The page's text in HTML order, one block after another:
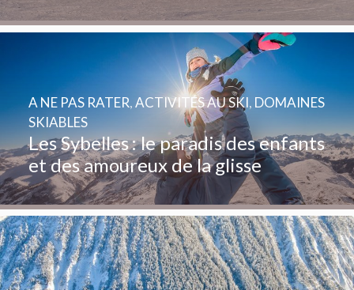
Les Sybelles : le paradis des enfants
et des amoureux de la glisse
A NE PAS RATER,ACTIVITÉS AU SKI, DOMAINES
SKIABLES